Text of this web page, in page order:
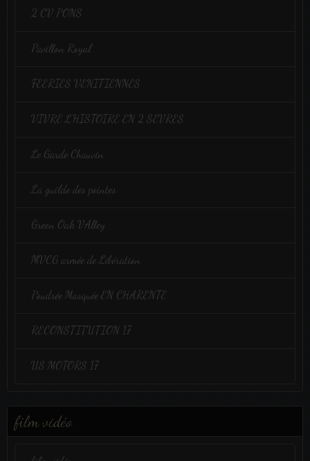
2 CV PONS
Pavillon Royal
FEERIES VENITIENNES
VIVRE L'HISTOIRE EN 2 SEVRES
Le Garde Chauvin
La guilde des pointes
Green Oak VAlley
MVCG armée de Libération
Poudrée Masquée EN CHARENTE
RECONSTITUTION 17
US MOTORS 17
film vidéo